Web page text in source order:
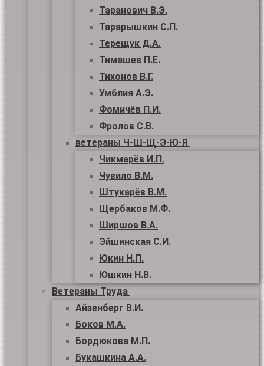
Таранович В.Э.
Тарарышкин С.П.
Терещук Д.А.
Тимашев П.Е.
Тихонов В.Г.
Умблия А.Э.
Фомичёв П.И.
Фролов С.В.
ветераны Ч-Ш-Щ-Э-Ю-Я
Чикмарёв И.П.
Чувило В.М.
Штукарёв В.М.
Щербаков М.Ф.
Ширшов В.А.
Эйшинская С.И.
Юкин Н.П.
Юшкин Н.В.
Ветераны Труда
Айзенберг В.И.
Боков М.А.
Бордюкова М.П.
Букашкина А.А.